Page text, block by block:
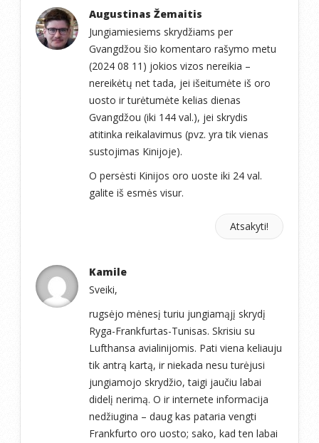
Augustinas Žemaitis
Jungiamiesiems skrydžiams per
Gvangdžou šio komentaro rašymo metu
(2024 08 11) jokios vizos nereikia –
nereikėtų net tada, jei išeitumėte iš oro
uosto ir turėtumėte kelias dienas
Gvangdžou (iki 144 val.), jei skrydis
atitinka reikalavimus (pvz. yra tik vienas
sustojimas Kinijoje).
O persėsti Kinijos oro uoste iki 24 val.
galite iš esmės visur.
Atsakyti!
Kamile
Sveiki,
rugsėjo mėnesį turiu jungiamąjį skrydį
Ryga-Frankfurtas-Tunisas. Skrisiu su
Lufthansa avialinijomis. Pati viena keliauju
tik antrą kartą, ir niekada nesu turėjusi
jungiamojo skrydžio, taigi jaučiu labai
didelį nerimą. O ir internete informacija
nedžiugina – daug kas pataria vengti
Frankfurto oro uosto; sako, kad ten labai